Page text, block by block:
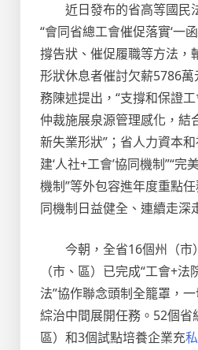
近日發布的省高等國民
“會同省總工會催促落實‘一
撐告狀、催促履職等方法，
形狀休息者催討欠薪5786
務陳述提出，“支撐和保證工
仲裁施展泉源管理感化，結
新失業形狀”；省人力資本
建‘人社+工會’協同機制”“
機制”等外包容進年度重點
同機制日益健全、連續走深
今朝，全省16個州（市
（市、區）已完成“工會+
法”協作聯念頭制全籠罩，
綜治中間展開任務。52個省
區）和3個試點培養企業充